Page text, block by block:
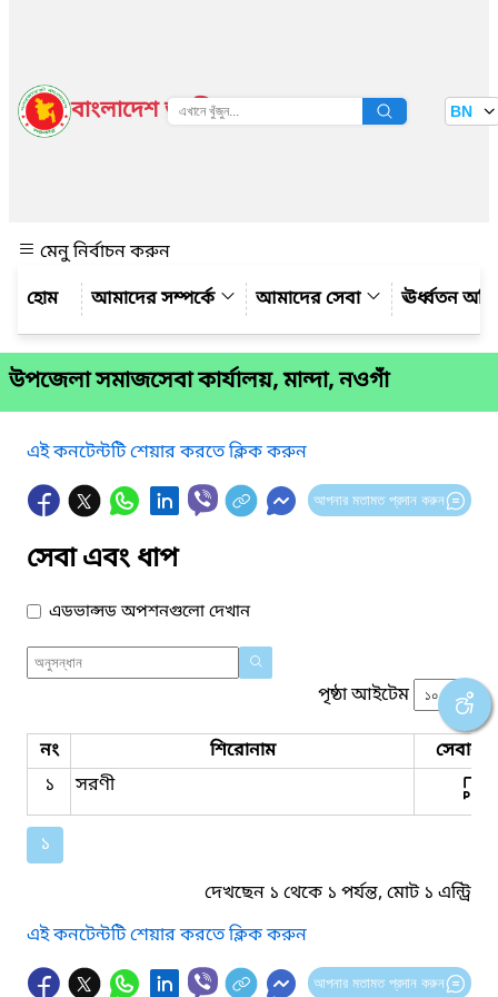
বাংলাদেশ জাতীয় তথ্য বাতায়ন BN
মেনু নির্বাচন করুন
আমাদের সম্পর্কে
আমাদের সেবা ঊর্ধ্বতন
উপজেলা সমাজসেবা কার্যালয়, মান্দা, নওগাঁ
এই কনটেন্টটি শেয়ার করতে ক্লিক করুন
আপনার মতামত প্রদান করুন
সেবা এবং ধাপ
এডভান্সড অপশনগুলো দেখান
পৃষ্ঠা আইটেম
নং শিরোনাম
সেবার
১
সরণী
১
দেখছেন ১ থেকে ১ পর্যন্ত, মোট ১ এন্ট্রি
এই কনটেন্টটি শেয়ার করতে ক্লিক করুন
আপনার মতামত প্রদান করুন